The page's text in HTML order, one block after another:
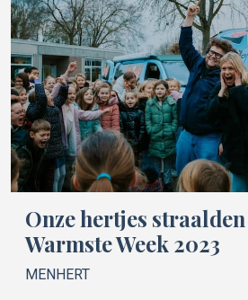
Onze hertjes
Warmste Week 2023
MENHERT